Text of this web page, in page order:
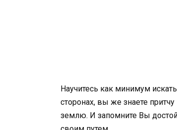
Научитесь как минимум
сторонах, вы же знаете
землю. И запомните Вы